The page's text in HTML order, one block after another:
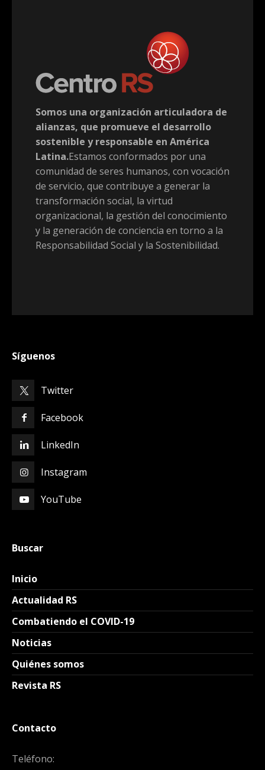
Somos una organización articuladora de
alianzas, que promueve el desarrollo
sostenible y responsable en América
Latina.Estamos conformados por una
comunidad de seres humanos, con vocación
de servicio, que contribuye a generar la
transformación social, la virtud
organizacional, la gestión del conocimiento
y la generación de conciencia en torno a la
Responsabilidad Social y la Sostenibilidad.
Síguenos
Twitter
Facebook
LinkedIn
Instagram
YouTube
Buscar
Inicio
Actualidad RS
Combatiendo el COVID-19
Noticias
Quiénes somos
Revista RS
Contacto
Teléfono: